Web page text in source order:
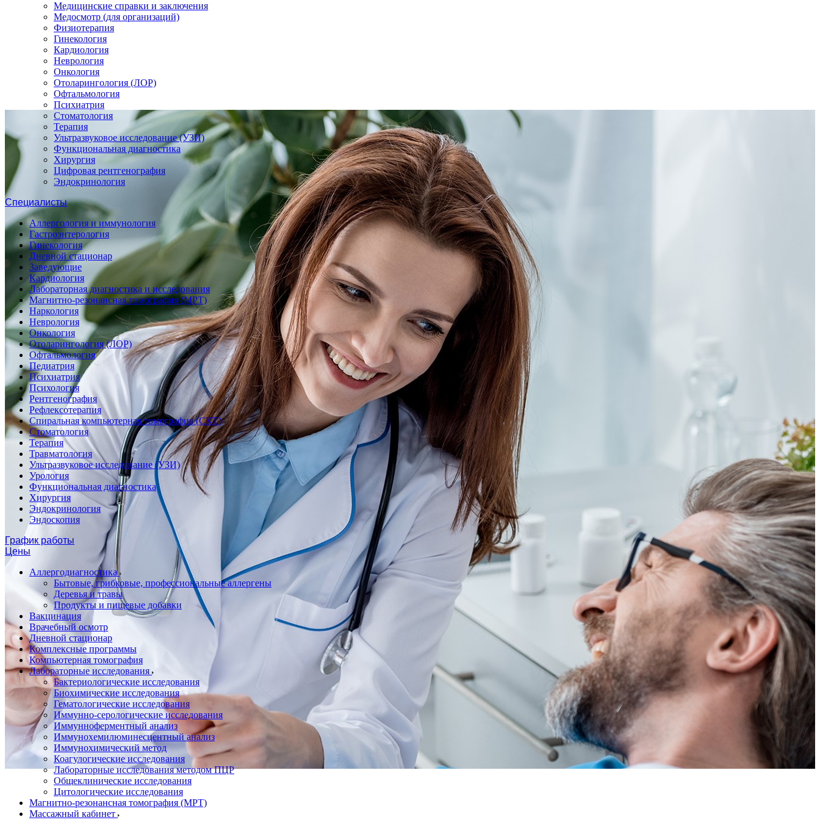
Медицинские справки и заключения
Медосмотр (для организаций)
Физиотерапия
Гинекология
Кардиология
Неврология
Онкология
Отоларингология (ЛОР)
Офтальмология
Психиатрия
Стоматология
Терапия
Ультразвуковое исследование (УЗИ)
Функциональная диагностика
Хирургия
Цифровая рентгенография
Эндокринология
Специалисты
Аллергология и иммунология
Гастроэнтерология
Гинекология
Дневной стационар
Заведующие
Кардиология
Лабораторная диагностика и исследования
Магнитно-резонансная томография (МРТ)
Наркология
Неврология
Онкология
Отоларингология (ЛОР)
Офтальмология
Педиатрия
Психиатрия
Психология
Рентгенография
Рефлексотерапия
Спиральная компьютерная томография (СКТ)
Стоматология
Терапия
Травматология
Ультразвуковое исследование (УЗИ)
Урология
Функциональная диагностика
Хирургия
Эндокринология
Эндоскопия
График работы
Цены
Аллергодиагностика
Бытовые, грибковые, профессиональные аллергены
Деревья и травы
Продукты и пищевые добавки
Вакцинация
Врачебный осмотр
Дневной стационар
Комплексные программы
Компьютерная томография
Лабораторные исследования
Бактериологические исследования
Биохимические исследования
Гематологические исследования
Иммунно-серологические исследования
Иммунноферментный анализ
Иммунохемилюминесцентный анализ
Иммунохимический метод
Коагулогические исследования
Лабораторные исследования методом ПЦР
Общеклинические исследования
Цитологические исследования
Магнитно-резонансная томография (МРТ)
Массажный кабинет